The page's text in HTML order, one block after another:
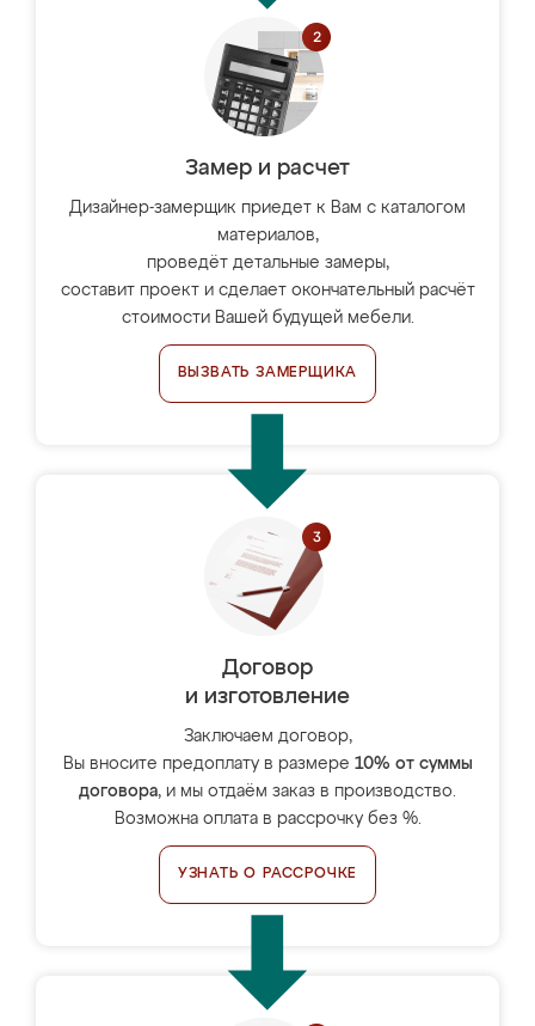
Замер и расчет
Дизайнер-замерщик приедет к Вам с каталогом
материалов,
проведёт детальные замеры,
составит проект и сделает окончательный расчёт
стоимости Вашей будущей мебели.
ВЫЗВАТЬ ЗАМЕРЩИКА
Договор
и изготовление
Заключаем договор,
Вы вносите предоплату в размере 10% от суммы
договора, и мы отдаём заказ в производство.
Возможна оплата в рассрочку без %.
УЗНАТЬ О РАССРОЧКЕ